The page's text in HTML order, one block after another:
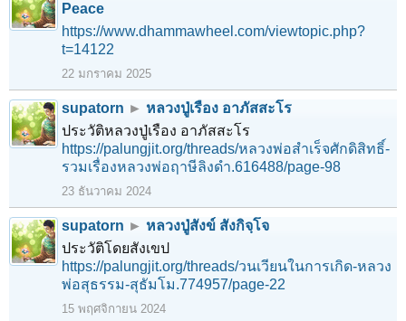
Peace
https://www.dhammawheel.com/viewtopic.php?
t=14122
22 มกราคม 2025
supatorn ► หลวงปู่เรือง อาภัสสะโร
ประวัติหลวงปู่เรือง อาภัสสะโร
https://palungjit.org/threads/หลวงพ่อสำเร็จศักดิสิทธิ์-
รวมเรื่องหลวงพ่อฤาษีลิงดำ.616488/page-98
23 ธันวาคม 2024
supatorn ► หลวงปู่สังข์ สังกิจฺโจ
ประวัติโดยสังเขป
https://palungjit.org/threads/วนเวียนในการเกิด-หลวง
พ่อสุธรรม-สุธัมโม.774957/page-22
15 พฤศจิกายน 2024